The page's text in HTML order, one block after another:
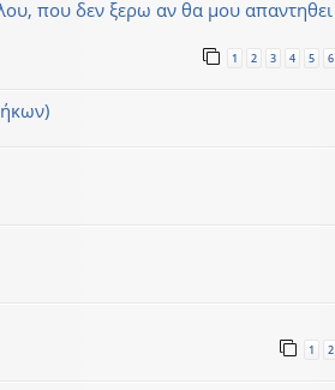
που δεν ξερω αν θα μου απαντηθει
1 2 3 4 5 6
1 2